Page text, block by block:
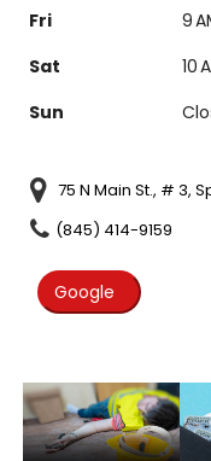
Fri
9
Sat
10
Sun
75 N Main St., # 3,
(845) 414-9159
Google